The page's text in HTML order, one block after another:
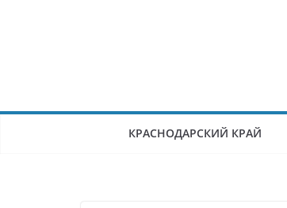
КРАСНОДАРСКИЙ КРАЙ